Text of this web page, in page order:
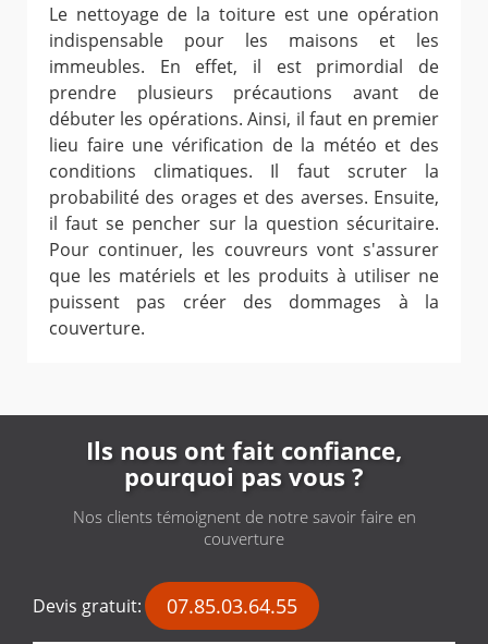
Le nettoyage de la toiture est une opération
indispensable pour les maisons et les
immeubles. En effet, il est primordial de
prendre plusieurs précautions avant de
débuter les opérations. Ainsi, il faut en premier
lieu faire une vérification de la météo et des
conditions climatiques. Il faut scruter la
probabilité des orages et des averses. Ensuite,
il faut se pencher sur la question sécuritaire.
Pour continuer, les couvreurs vont s'assurer
que les matériels et les produits à utiliser ne
puissent pas créer des dommages à la
couverture.
Ils nous ont fait confiance,
pourquoi pas vous ?
Nos clients témoignent de notre savoir faire en
couverture
Devis gratuit: 07.85.03.64.55